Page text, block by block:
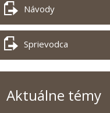
Návody
Sprievodca
Aktuálne témy